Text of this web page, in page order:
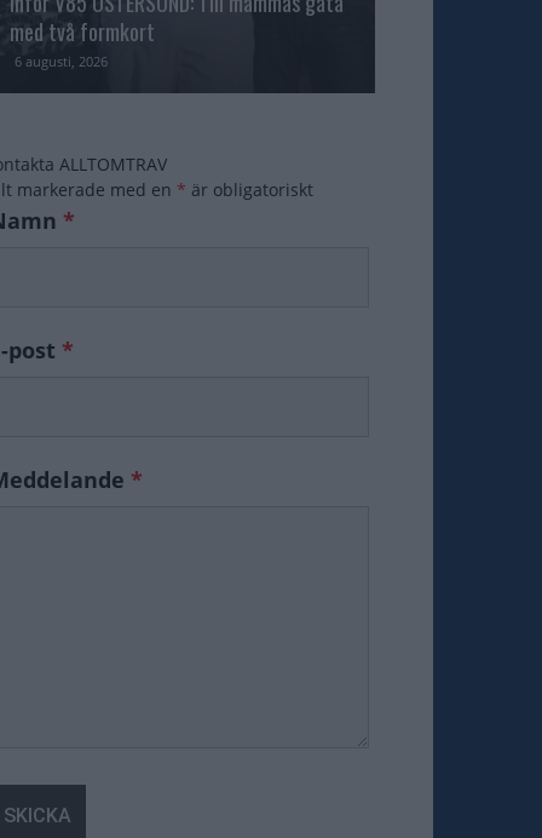
med två formkort
6 augusti, 2026
ALLTOMTRAV
markerade med en * är obligatoriskt
*
post *
*